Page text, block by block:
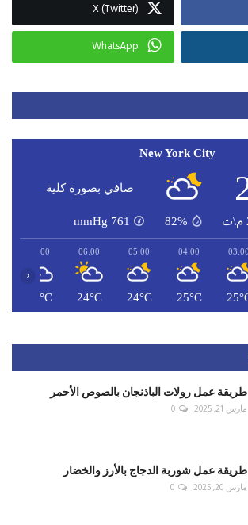
X (Twitter)
WhatsApp
New York City
صافي بصورة كلية
82%
761
mmHg
03:00
04:00
25°C
05:00
24°C
06:00
24°C
07:00
25°C
‹
طريقة عمل رولات الباذنجان بالصوص الأحمر
مارس 21, 2025 0
طريقة عمل شوربة الدجاج بالأرز والخضار
مارس 20, 2025 0